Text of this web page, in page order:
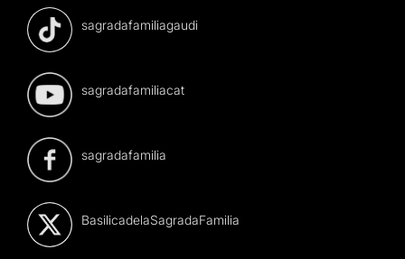
sagradafamiliagaudi
sagradafamiliacat
sagradafamilia
BasilicadelaSagradaFamilia